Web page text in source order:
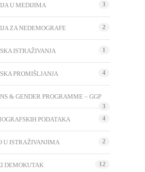
U MEDIJIMA 3
ZA NEDEMOGRAFE 2
ISTRAŽIVANJA 1
PROMIŠLJANJA 4
& GENDER PROGRAMME – GGP
3
PODATAKA
4
U ISTRAŽIVANJIMA 2
DEMOKUTAK 12